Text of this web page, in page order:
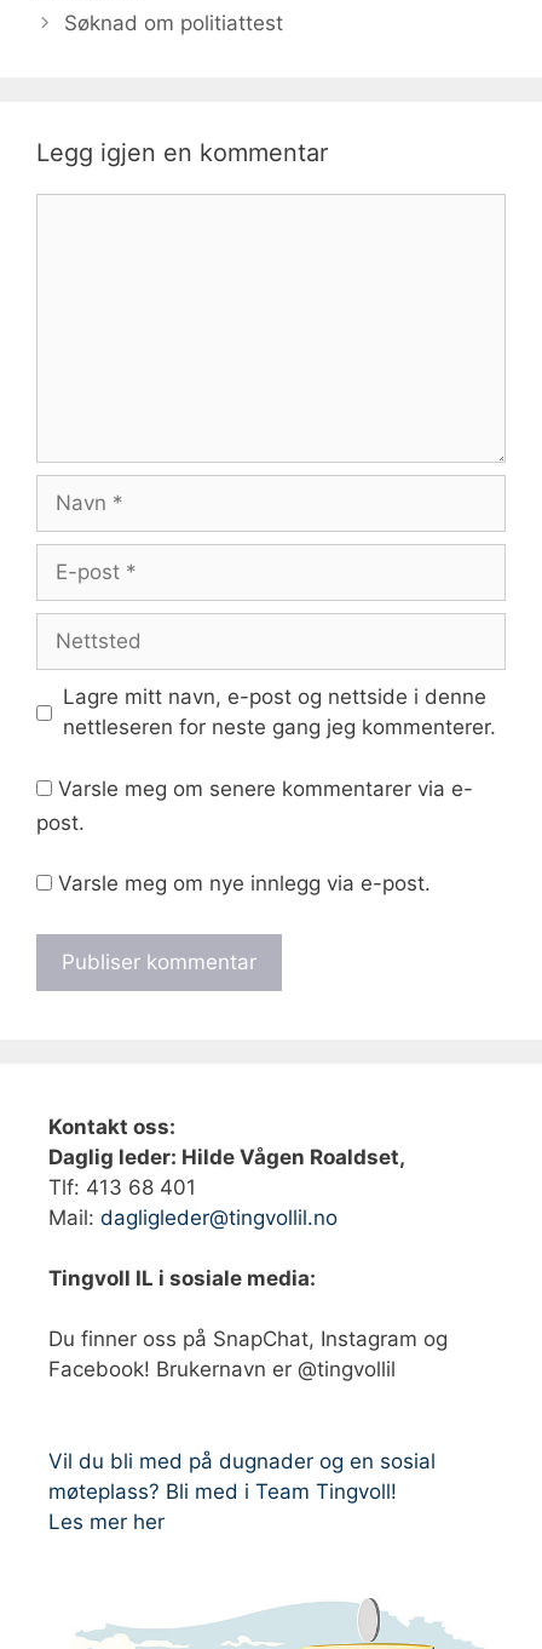
Søknad om politiattest
Legg igjen en kommentar
Navn
Nettsted
Lagre mitt navn, e-post og nettside i denne
nettleseren for neste gang jeg kommenterer.
Varsle meg om senere kommentarer via e-
post.
Varsle meg om nye innlegg via e-post.
Kontakt oss:
Daglig leder: Hilde Vågen Roaldset,
Tlf: 413 68 401‬
Mail: dagligleder@tingvollil.no
Tingvoll IL i sosiale media:
Du finner oss på SnapChat, Instagram og
Facebook! Brukernavn er @tingvollil
Vil du bli med på dugnader og en sosial
møteplass? Bli med i Team Tingvoll!
Les mer her